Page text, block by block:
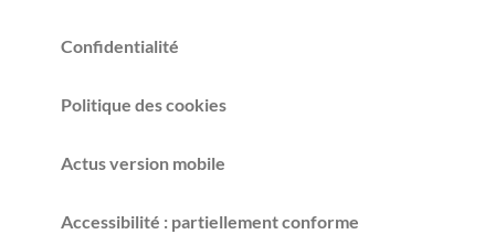
Confidentialité
Politique des cookies
Actus version mobile
Accessibilité : partiellement conforme